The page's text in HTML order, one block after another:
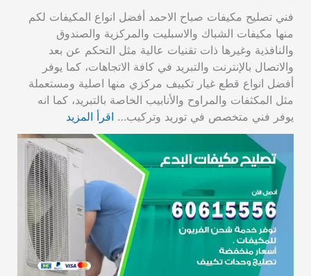
فني تصليح مكيفات صباح الاحمد أفضل انواع المكيفات لكم
منها مكيفات الشباك والاسبليت والمركزية والصندوق
والنافذية وغيرها ذات تقنيات عالية مثل التحكم عن بعد
والاتصال بالإنترنت والتبريد في كافة الاتجاهات، كما يوفر
أفضل انواع قطع غيار تكييف مركزي منها اصلية ومستعملة
مثل المكثفات والمراوح والأنابيب الخاصة بالتبريد، كما انه
يوفر فني متخصص في توريد وتركيب… اقرأ المزيد